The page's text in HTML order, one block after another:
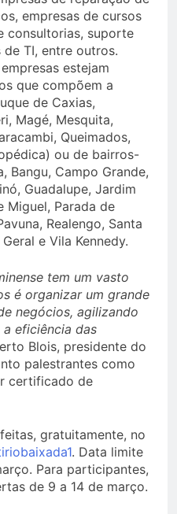
empresas de cursos
consultorias, suporte
TI, entre outros.
estejam
que compõem a
de Caxias,
Magé, Mesquita,
Queimados,
ou de bairros-
Bangu, Campo Grande,
Guadalupe, Jardim
Miguel, Parada de
Realengo, Santa
e Vila Kennedy.
tem um vasto
é organizar um grande
negócios, agilizando
eficiência das
Blois, presidente do
palestrantes como
certificado de
gratuitamente, no
. Data limite
Para participantes,
de 9 a 14 de março.